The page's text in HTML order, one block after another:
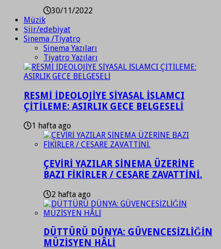
30/11/2022
Müzik
Şiir/edebiyat
Sinema /Tiyatro
Sinema Yazıları
Tiyatro Yazıları
RESMİ İDEOLOJİYE SİYASAL İSLAMCI
ÇİTİLEME: ASIRLIK GECE BELGESELİ
1 hafta ago
ÇEVİRİ YAZILAR SİNEMA ÜZERİNE
BAZI FİKİRLER / CESARE ZAVATTİNİ.
2 hafta ago
DÜTTÜRÜ DÜNYA: GÜVENCESİZLİĞİN
MÜZİSYEN HÂLİ